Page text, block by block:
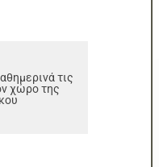
τις
χώρο της